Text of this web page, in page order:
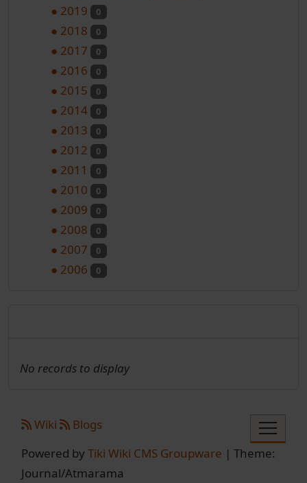
● 2019 0
● 2018 0
● 2017 0
● 2016 0
● 2015 0
● 2014 0
● 2013 0
● 2012 0
● 2011 0
● 2010 0
● 2009 0
● 2008 0
● 2007 0
● 2006 0
No records to display
Site information, links, etc.
Wiki
Blogs
Powered byTiki Wiki CMS Groupware | Theme:
Journal/Atmarama